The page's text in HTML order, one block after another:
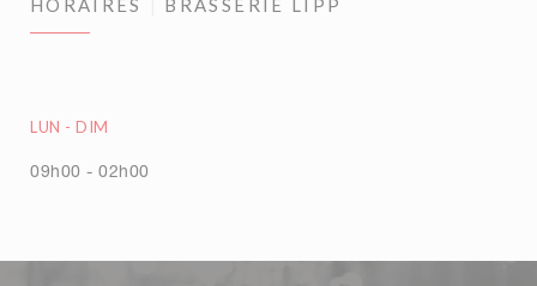
HORAIRES BRASSERIE LIPP
LUN - DIM
09h00 - 02h00